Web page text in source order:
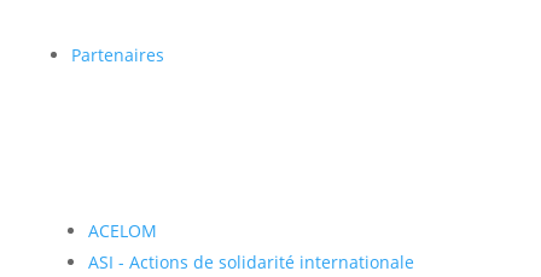
Partenaires
ACELOM
ASI - Actions de solidarité internationale